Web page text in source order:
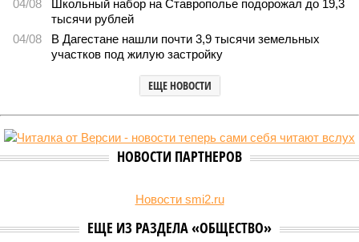
детской преступности (фото: pixabay.com/fsHH)
Две республики Северного Кавказа продемонстрировали
существенный рост детской преступности по итогам первого
полугодия 2026-го.
месяцев текущего года было зафиксировано 58
деяния, что превышает показатель за аналогичный период